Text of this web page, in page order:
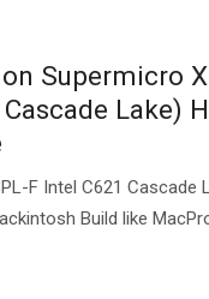
Supermicro
Lake)
F Intel C621 Cascade
Build like